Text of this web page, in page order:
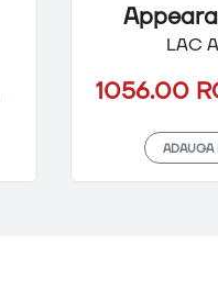
LAC
1056.00
ADAUGA